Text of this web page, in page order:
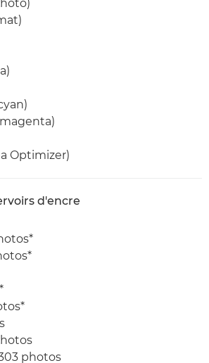
Optimizer)
d'encre
photos